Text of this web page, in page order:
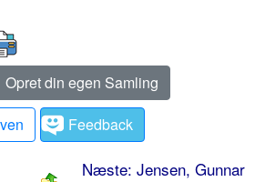
Opret din egen Samling
Feedback
Næste: Jensen, Gunnar